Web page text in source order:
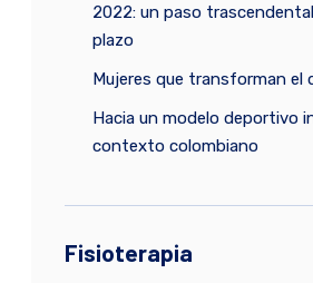
2022: un paso
plazo
Mujeres que transforman el
Hacia un modelo deportivo
contexto colombiano
Fisioterapia